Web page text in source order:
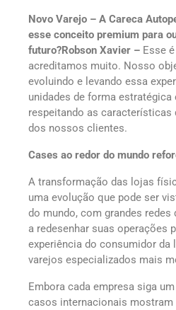
Novo Varejo – A Careca
esse conceito premium para
futuro?Robson Xavier – Esse
acreditamos muito. Nosso
evoluindo e levando essa
unidades de forma estratégica
respeitando as características
dos nossos clientes.
Cases ao redor do mundo
A transformação das lojas
uma evolução que pode ser
do mundo, com grandes redes
a redesenhar suas operações
experiência do consumidor da
varejos especializados mais
Embora cada empresa siga
casos internacionais mostram